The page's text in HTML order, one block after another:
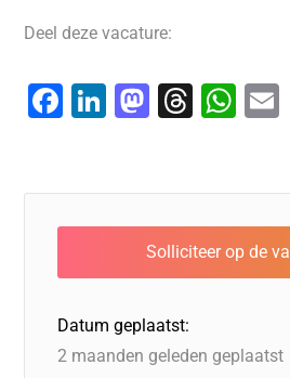
Deel deze vacature:
F
e
b
o
o
k
Li
e
dI
n
M
o
d
o
n
T
a
d
s
W
s
A
p
l
Datum geplaatst:
2 maanden geleden geplaatst